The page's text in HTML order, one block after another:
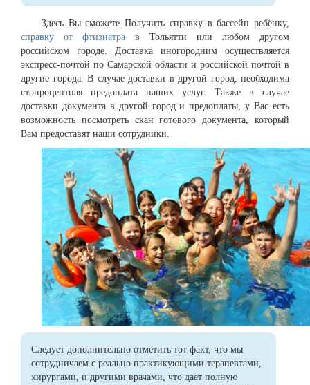
Здесь Вы сможете Получить справку в бассейн ребёнку,
справку от фтизиатра в Тольятти или любом другом
российском городе. Доставка иногородним осуществляется
экспресс-почтой по Самарской области и российской почтой в
другие города. В случае доставки в другой город, необходима
стопроцентная предоплата наших услуг. Также в случае
доставки документа в другой город и предоплаты, у Вас есть
возможность посмотреть скан готового документа, который
Вам предоставят наши сотрудники.
Следует дополнительно отметить тот факт, что мы
сотрудничаем с реально практикующими терапевтами,
хирургами, и другими врачами, что дает полную